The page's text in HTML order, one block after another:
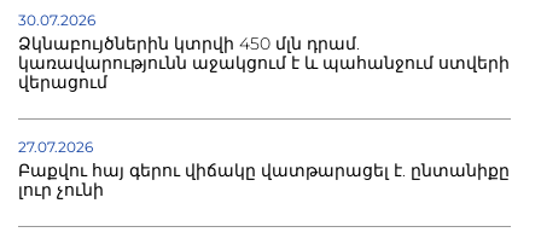
30.07.2026
Ձկնաբույծներին կտրվի 450 մլն դրամ.
կառավարությունն աջակցում է և պահանջում ստվերի
վերացում
27.07.2026
Բաքվու հայ գերու վիճակը վատթարացել է. ընտանիքը
լուր չունի